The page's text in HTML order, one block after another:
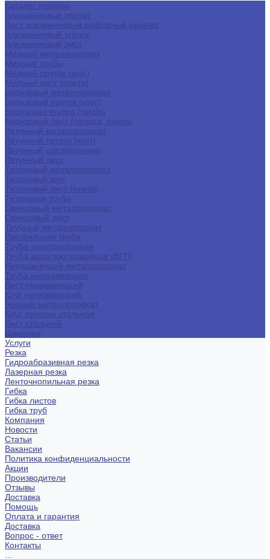
Каталог товаров
Алюминиевый прокат
Лист алюминиевый рифленый квинтет
Алюминиевый уголок
Алюминиевый лист
Медный металлопрокат
Медные трубы
Медный пруток (круг)
Медный лист (плита)
Бронзовый металлопрокат
Бронзовый пруток (круг)
Бронзовая втулка (труба)
Бронзовый лист (полоса, плита)
Латунный металлопрокат
Латунный пруток (круг)
Латунный шестигранник
Латунный лист
Титановый металлопрокат
Титановый круг
Титановый лист (плита)
Титановая труба
Свинцовый металлопрокат
Свинцовый лист
Трубный металлопрокат
Профильная труба
Труба электросварная
Труба водогазопроводная (ВГП)
Нержавеющий металлопрокат
Труба нержавеющая
Лист нержавеющий
Круг нержавеющий
Черный металлопрокат
Круг, поковка стальная
Лист стальной
Швеллер
Услуги
Резка
Гидроабразивная резка
Лазерная резка
Ленточнопильная резка
Гибка
Гибка листов
Гибка труб
Компания
Новости
Статьи
Вакансии
Политика конфиденциальности
Акции
Производители
Отзывы
Доставка
Помощь
Оплата и гарантия
Доставка
Вопрос - ответ
Контакты